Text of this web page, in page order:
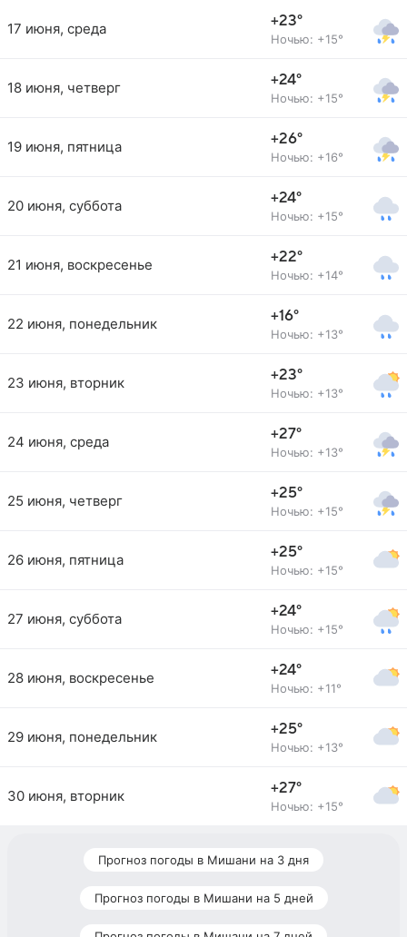
17 июня, среда +23°
Ночью: +15°
18 июня, четверг +24°
Ночью: +15°
19 июня, пятница +26°
Ночью: +16°
20 июня, суббота +24°
Ночью: +15°
21 июня, воскресенье +22°
Ночью: +14°
22 июня, понедельник +16°
Ночью: +13°
23 июня, вторник +23°
Ночью: +13°
24 июня, среда +27°
Ночью: +13°
25 июня, четверг +25°
Ночью: +15°
26 июня, пятница +25°
Ночью: +15°
27 июня, суббота +24°
Ночью: +15°
28 июня, воскресенье +24°
Ночью: +11°
29 июня, понедельник +25°
Ночью: +13°
30 июня, вторник +27°
Ночью: +15°
Прогноз погоды в Мишани на 3 дня
Прогноз погоды в Мишани на 5 дней